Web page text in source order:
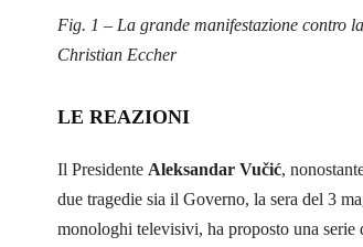
Fig. 1 – La grande manifestazione contro
Christian Eccher
LE REAZIONI
Il Presidente Aleksandar Vučić,
due tragedie sia il Governo, la sera del 3
monologhi televisivi, ha proposto una serie